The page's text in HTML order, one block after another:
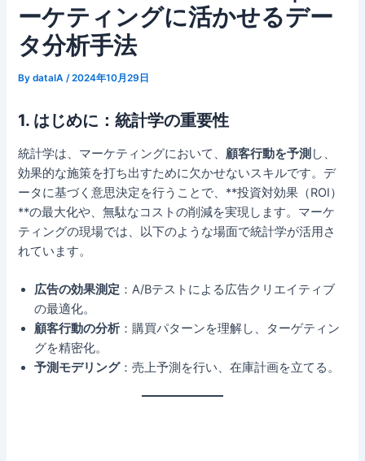
ーケティングに活かせるデー
タ分析手法
BydataIA/2024年10月29日
1. はじめに：統計学の重要性
統計学は、マーケティングにおいて、顧客行動を予測 し、
効果的な施策を打ち出すために欠かせないスキルです。デ
ータに基づく意思決定を行うことで、**投資対効果（ROI）
**の最大化や、無駄なコストの削減を実現します。マーケ
ティングの現場では、以下のような場面で統計学が活用さ
れています。
広告の効果測定 ：A/Bテストによる広告クリエイティブ
の最適化。
顧客行動の分析 ：購買パターンを理解し、ターゲティン
グを精密化。
予測モデリング：売上予測を行い、在庫計画を立てる。